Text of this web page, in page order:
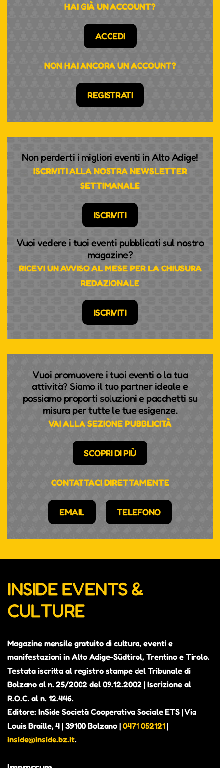
HAI GIÀ UN ACCOUNT?
ACCEDI
NON HAI ANCORA UN ACCOUNT?
REGISTRATI
Non perderti i migliori eventi in Alto Adige!
ISCRIVITI ALLA NOSTRA NEWSLETTER
SETTIMANALE
ISCRIVITI
Vuoi vedere i tuoi eventi pubblicati sul nostro
magazine?
RICEVI UN AVVISO AL MESE PER LA CHIUSURA
REDAZIONALE
ISCRIVITI
Vuoi promuovere i tuoi eventi o la tua
attività? Siamo il tuo partner ideale e
possiamo proporti soluzioni e pacchetti su
misura per tutte le tue esigenze.
VAI ALLA SEZIONE PUBBLICITÀ
SCOPRI DI PIÙ
CONTATTACI DIRETTAMENTE
EMAIL TELEFONO
INSIDE EVENTS &
CULTURE
Magazine mensile gratuito di cultura, eventi e
manifestazioni in Alto Adige-Südtirol, Trentino e Tirolo.
Testata iscritta al registro stampe del Tribunale di
Bolzano al n. 25/2002 del 09.12.2002 | Iscrizione al
R.O.C. al n. 12.446.
Editore: InSide Società Cooperativa Sociale ETS | Via
Louis Braille, 4 | 39100 Bolzano | 0471 052121 |
inside@inside.bz.it.